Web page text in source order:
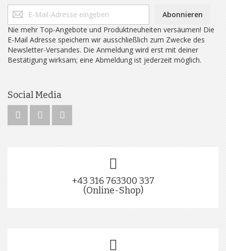
Abonnieren
Nie mehr Top-Angebote und Produktneuheiten versäumen! Die
E-Mail Adresse speichern wir ausschließlich zum Zwecke des
Newsletter-Versandes. Die Anmeldung wird erst mit deiner
Bestätigung wirksam; eine Abmeldung ist jederzeit möglich.
Social Media
+43 316 763300 337
(Online-Shop)